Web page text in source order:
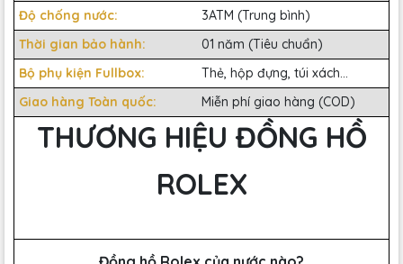
Độ chống nước:
3ATM (Trung bình)
Thời gian bảo hành:
01 năm (Tiêu chuẩn)
Bộ phụ kiện Fullbox:
Thẻ, hộp đựng, túi xách...
Giao hàng Toàn quốc:
Miễn phí giao hàng (COD)
THƯƠNG HIỆU ĐỒNG HỒ
ROLEX